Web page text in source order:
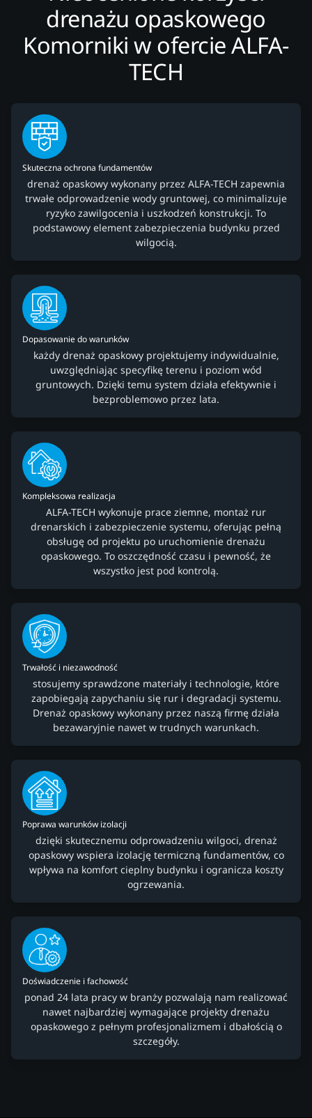
drenażu opaskowego
Komorniki w ofercie ALFA-
TECH
Skuteczna ochrona fundamentów
drenaż opaskowy wykonany przez ALFA-TECH zapewnia
trwałe odprowadzenie wody gruntowej, co minimalizuje
ryzyko zawilgocenia i uszkodzeń konstrukcji. To
podstawowy element zabezpieczenia budynku przed
wilgocią.
Dopasowanie do warunków
każdy drenaż opaskowy projektujemy indywidualnie,
uwzględniając specyfikę terenu i poziom wód
gruntowych. Dzięki temu system działa efektywnie i
bezproblemowo przez lata.
Kompleksowa realizacja
ALFA-TECH wykonuje prace ziemne, montaż rur
drenarskich i zabezpieczenie systemu, oferując pełną
obsługę od projektu po uruchomienie drenażu
opaskowego. To oszczędność czasu i pewność, że
wszystko jest pod kontrolą.
Trwałość i niezawodność
stosujemy sprawdzone materiały i technologie, które
zapobiegają zapychaniu się rur i degradacji systemu.
Drenaż opaskowy wykonany przez naszą firmę działa
bezawaryjnie nawet w trudnych warunkach.
Poprawa warunków izolacji
dzięki skutecznemu odprowadzeniu wilgoci, drenaż
opaskowy wspiera izolację termiczną fundamentów, co
wpływa na komfort cieplny budynku i ogranicza koszty
ogrzewania.
Doświadczenie i fachowość
ponad 24 lata pracy w branży pozwalają nam realizować
nawet najbardziej wymagające projekty drenażu
opaskowego z pełnym profesjonalizmem i dbałością o
szczegóły.